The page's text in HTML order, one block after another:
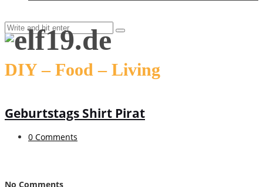
DIY – Food – Living
Geburtstags Shirt Pirat
0 Comments
No Comments